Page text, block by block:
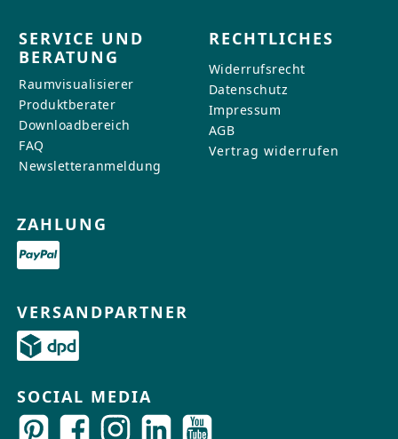
SERVICE UND
BERATUNG
Raumvisualisierer
Produktberater
Downloadbereich
FAQ
Newsletteranmeldung
RECHTLICHES
Widerrufsrecht
Datenschutz
Impressum
AGB
Vertrag widerrufen
ZAHLUNG
VERSANDPARTNER
SOCIAL MEDIA